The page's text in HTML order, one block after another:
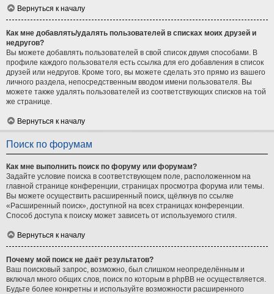
Вернуться к началу
Как мне добавлять/удалять пользователей в списках моих друзей и
недругов?
Вы можете добавлять пользователей в свой список двумя способами. В
профиле каждого пользователя есть ссылка для его добавления в список
друзей или недругов. Кроме того, вы можете сделать это прямо из вашего
личного раздела, непосредственным вводом имени пользователя. Вы
можете также удалять пользователей из соответствующих списков на той
же странице.
Вернуться к началу
Поиск по форумам
Как мне выполнить поиск по форуму или форумам?
Задайте условие поиска в соответствующем поле, расположенном на
главной странице конференции, страницах просмотра форума или темы.
Вы можете осуществить расширенный поиск, щёлкнув по ссылке
«Расширенный поиск», доступной на всех страницах конференции.
Способ доступа к поиску может зависеть от используемого стиля.
Вернуться к началу
Почему мой поиск не даёт результатов?
Ваш поисковый запрос, возможно, был слишком неопределённым и
включал много общих слов, поиск по которым в phpBB не осуществляется.
Будьте более конкретны и используйте возможности расширенного